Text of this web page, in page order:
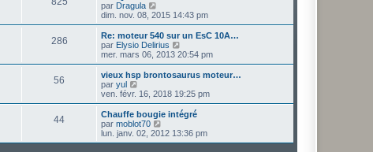
e
s
s
a
g
e
n
i
r
m
e
s
s
g
e
e
e
r
n
i
r
e
s
s
g
e
par Dragula
o
i
r
l
e
r
n
i
r
m
e
s
dim. nov. 08, 2015 14:43 pm
286
Re: moteur 540 sur un EsC 10A…
par Elysio Delirius
o
i
r
e
e
r
n
i
mer. mars 06, 2013 20:54 pm
56
vieux hsp brontosaurus moteur…
par yul
o
i
r
l
e
ven. févr. 16, 2018 19:25 pm
44
Chauffe bougie intégré
par moblot70
o
i
lun. janv. 02, 2012 13:36 pm